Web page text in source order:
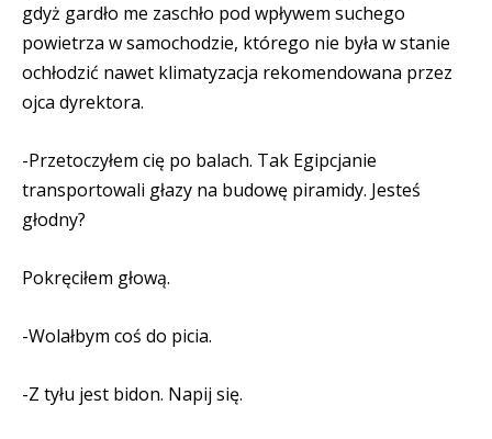
gdyż gardło me zaschło pod wpływem suchego
powietrza w samochodzie, którego nie była w stanie
ochłodzić nawet klimatyzacja rekomendowana przez
ojca dyrektora.
-Przetoczyłem cię po balach. Tak Egipcjanie
transportowali głazy na budowę piramidy. Jesteś
głodny?
Pokręciłem głową.
-Wolałbym coś do picia.
-Z tyłu jest bidon. Napij się.